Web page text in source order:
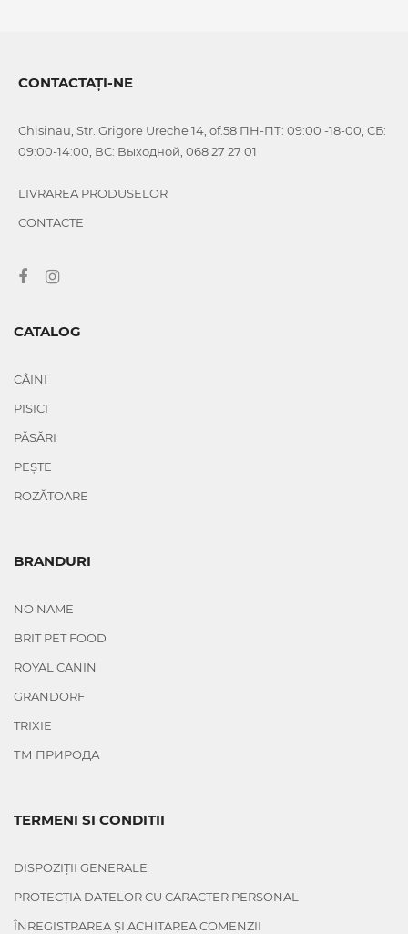
CONTACTAȚI-NE
Chisinau, Str. Grigore Ureche 14, of.58 ПН-ПТ: 09:00 -18-00, СБ:
09:00-14:00, ВС: Выходной, 068 27 27 01
LIVRAREA PRODUSELOR
CONTACTE
CATALOG
CÂINI
PISICI
PĂSĂRI
PEȘTE
ROZĂTOARE
BRANDURI
NO NAME
BRIT PET FOOD
ROYAL CANIN
GRANDORF
TRIXIE
ТМ ПРИРОДА
TERMENI SI CONDITII
DISPOZIȚII GENERALE
PROTECȚIA DATELOR CU CARACTER PERSONAL
ÎNREGISTRAREA ȘI ACHITAREA COMENZII